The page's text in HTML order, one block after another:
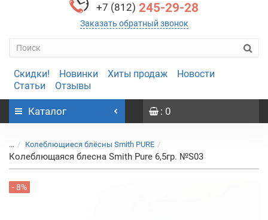
+7 (812) 245-29-28
Заказать обратный звонок
Скидки! Новинки Хиты продаж
Новости
Статьи
Отзывы
Каталог : 0
... Колеблющиеся блёсны Smith PURE
Колеблющаяся блесна Smith Pure 6,5гр. №S03
- 8%